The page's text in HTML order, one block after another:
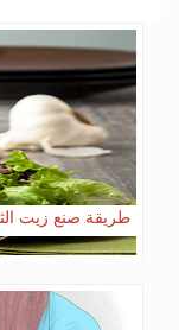
طريقة صنع زيت